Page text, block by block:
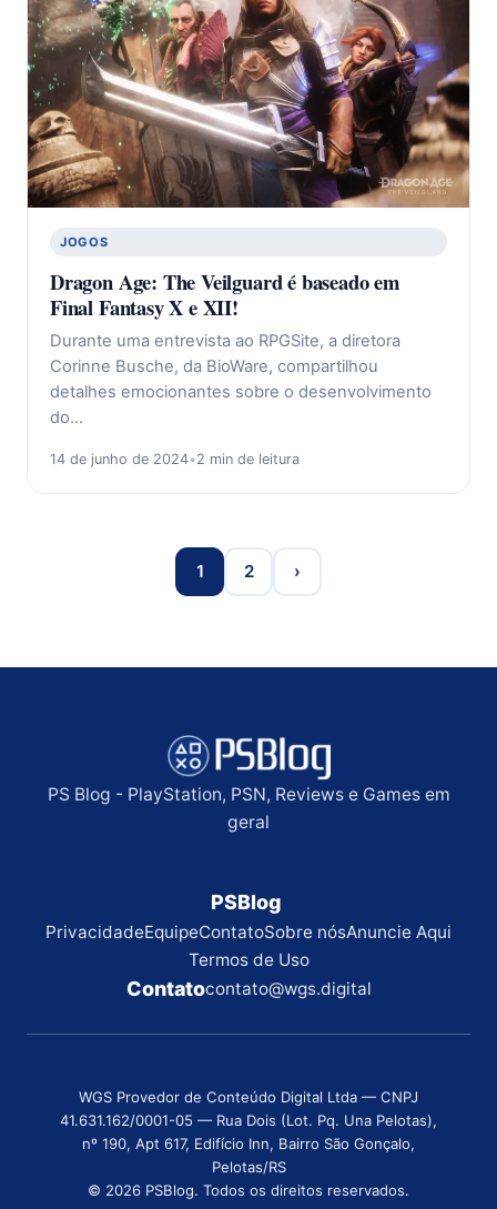
JOGOS
Dragon Age: The Veilguard é baseado em
Final Fantasy X e XII!
Durante uma entrevista ao RPGSite, a diretora
Corinne Busche, da BioWare, compartilhou
detalhes emocionantes sobre o desenvolvimento
do…
14 de junho de 2024•2 min de leitura
1 2 ›
PS Blog - PlayStation, PSN, Reviews e Games em
geral
PSBlog
PrivacidadeEquipeContatoSobre nósAnuncie Aqui
Termos de Uso
Contatocontato@wgs.digital
WGS Provedor de Conteúdo Digital Ltda — CNPJ
41.631.162/0001-05 — Rua Dois (Lot. Pq. Una Pelotas),
nº 190, Apt 617, Edifício Inn, Bairro São Gonçalo,
Pelotas/RS
© 2026 PSBlog. Todos os direitos reservados.